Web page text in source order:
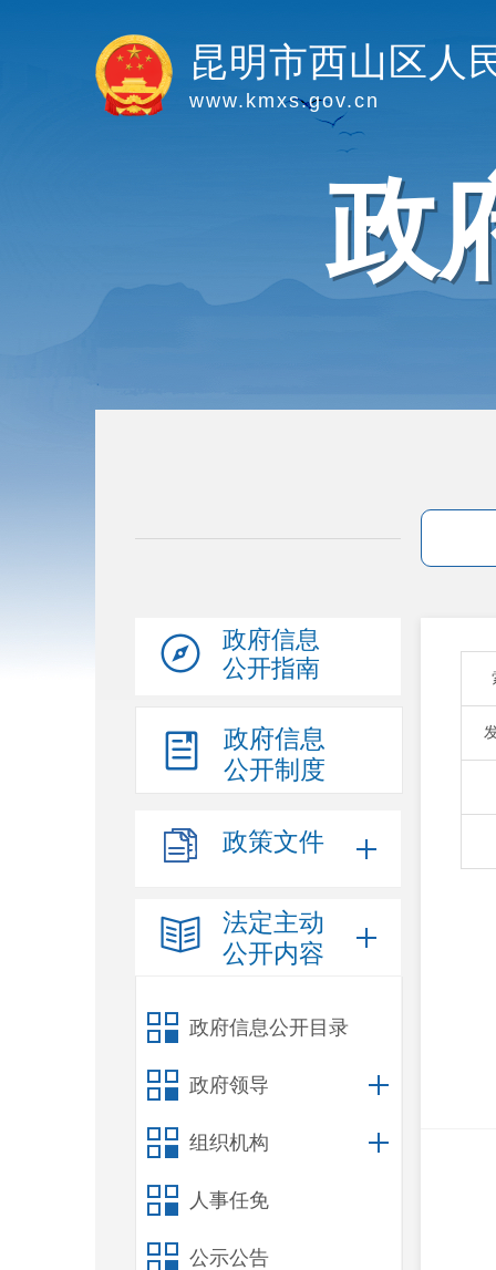
昆明市西山区人
www.kmxs.gov.cn
政
政府信息
公开指南
政府信息
公开制度
政策文件
法定主动
公开内容
政府信息公开目录
政府领导
组织机构
人事任免
公示公告